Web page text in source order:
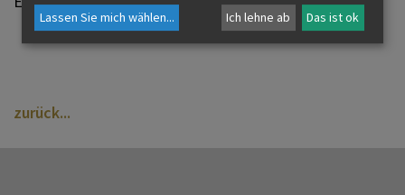
zurück
Lassen Sie mich wählen... Ich lehne ab Das ist ok